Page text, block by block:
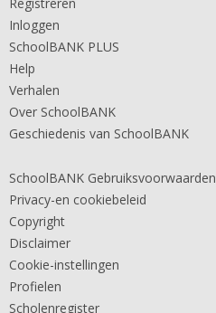
Inloggen
SchoolBANK PLUS
Help
Verhalen
Over SchoolBANK
Geschiedenis van SchoolBANK
SchoolBANK Gebruiksvoorwaarden
Privacy-en cookiebeleid
Copyright
Disclaimer
Cookie-instellingen
Profielen
Scholenregister